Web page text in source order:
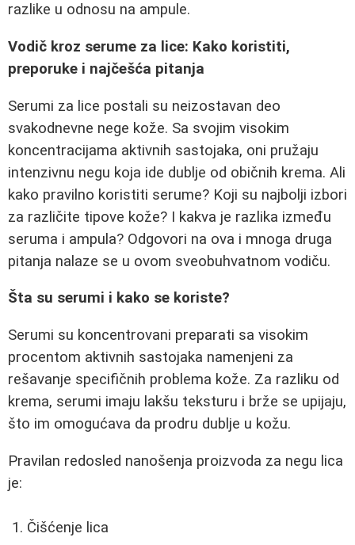
razlike u odnosu na ampule.
Vodič kroz serume za lice: Kako koristiti,
preporuke i najčešća pitanja
Serumi za lice postali su neizostavan deo
svakodnevne nege kože. Sa svojim visokim
koncentracijama aktivnih sastojaka, oni pružaju
intenzivnu negu koja ide dublje od običnih krema. Ali
kako pravilno koristiti serume? Koji su najbolji izbori
za različite tipove kože? I kakva je razlika između
seruma i ampula? Odgovori na ova i mnoga druga
pitanja nalaze se u ovom sveobuhvatnom vodiču.
Šta su serumi i kako se koriste?
Serumi su koncentrovani preparati sa visokim
procentom aktivnih sastojaka namenjeni za
rešavanje specifičnih problema kože. Za razliku od
krema, serumi imaju lakšu teksturu i brže se upijaju,
što im omogućava da prodru dublje u kožu.
Pravilan redosled nanošenja proizvoda za negu lica
je:
Čišćenje lica